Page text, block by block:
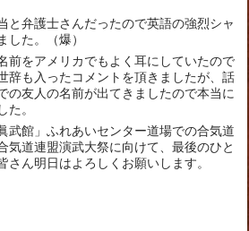
と弁護士さんだったので英語の強烈シャ
した。（爆）
前をアメリカでもよく耳にしていたので
辞も入ったコメントを頂きましたが、話
の友人の名前が出てきましたので本当に
た。
武館」ふれあいセンター道場での合気道
気道連盟演武大祭に向けて、最後のひと
さん明日はよろしくお願いします。